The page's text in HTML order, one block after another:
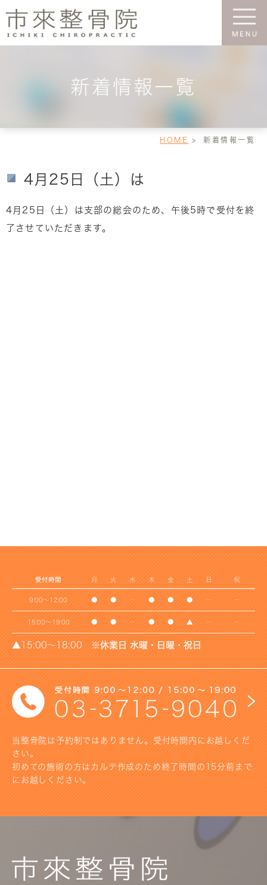
新着情報一覧
HOME 新着情報一覧
4月25日（土）は
4月25日（土）は支部の総会のため、午後5時で受付を終
了させていただきます。
受付時間 月 火 水 木 金 土 日 祝
9:00～12:00 ● ● ー ● ● ● ー ー
15:00～19:00 ● ● ー ● ● ▲ ー ー
▲15:00～18:00 ※休業日 水曜・日曜・祝日
当整骨院は予約制ではありません。受付時間内にお越しくだ
さい。
初めての施術の方はカルテ作成のため終了時間の15分前まで
にお越しください。